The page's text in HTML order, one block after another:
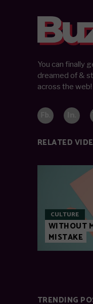
You can finally
dreamed of &
across the web!
RELATED
CULTURE
WITHOUT
MISTAKE
TRENDING